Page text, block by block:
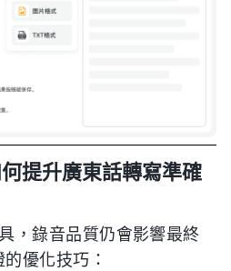
提升廣東話轉寫準確
，錄音品質仍會影響最終
優化技巧：